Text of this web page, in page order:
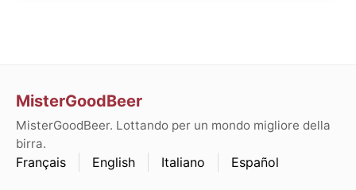
MisterGoodBeer
MisterGoodBeer. Lottando per un mondo migliore della
birra.
Français English Italiano Español